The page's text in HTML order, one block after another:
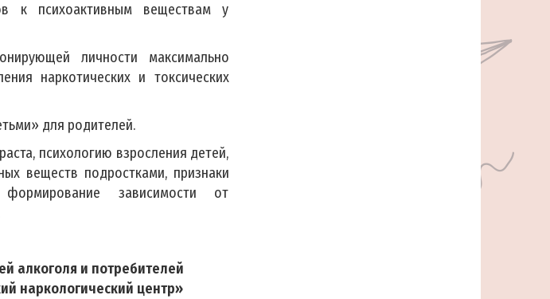
к психоактивным веществам у
личности максимально
наркотических и токсических
для родителей.
психологию взросления детей,
веществ подростками, признаки
формирование зависимости от
алкоголя и потребителей
наркологический центр»